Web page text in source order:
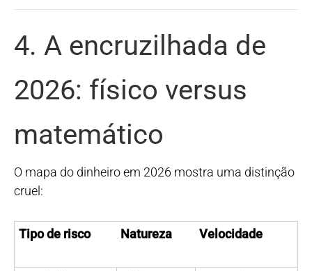
4. A encruzilhada de
2026: físico versus
matemático
O mapa do dinheiro em 2026 mostra uma distinção
cruel:
Tipo de risco Natureza Velocidade